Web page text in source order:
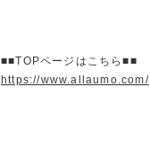
■■TOPページはこちら■■
https://www.allaumo.com/